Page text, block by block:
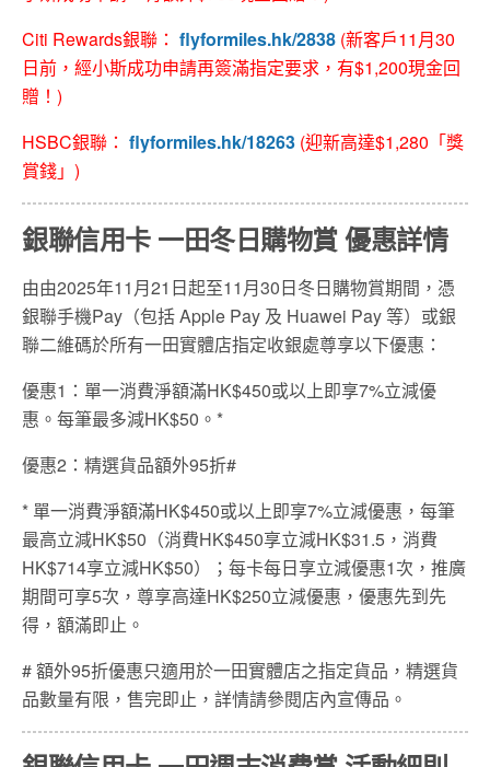
Citi Rewards銀聯： flyformiles.hk/2838 (新客戶11月30
日前，經小斯成功申請再簽滿指定要求，有$1,200現金回
贈！)
HSBC銀聯： flyformiles.hk/18263 (迎新高達$1,280「獎
賞錢」)
銀聯信用卡 一田冬日購物賞 優惠詳情
由由2025年11月21日起至11月30日冬日購物賞期間，憑
銀聯手機Pay（包括 Apple Pay 及 Huawei Pay 等）或銀
聯二維碼於所有一田實體店指定收銀處尊享以下優惠：
優惠1：單一消費淨額滿HK$450或以上即享7%立減優
惠。每筆最多減HK$50。*
優惠2：精選貨品額外95折#
* 單一消費淨額滿HK$450或以上即享7%立減優惠，每筆
最高立減HK$50（消費HK$450享立減HK$31.5，消費
HK$714享立減HK$50）；每卡每日享立減優惠1次，推廣
期間可享5次，尊享高達HK$250立減優惠，優惠先到先
得，額滿即止。
# 額外95折優惠只適用於一田實體店之指定貨品，精選貨
品數量有限，售完即止，詳情請參閱店內宣傳品。